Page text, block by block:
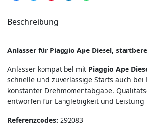
Beschreibung
Anlasser für Piaggio Ape Diesel,
Anlasser kompatibel mit Piaggio Ape
schnelle und zuverlässige Starts auch bei
konstanter Drehmomentabgabe.
entworfen für Langlebigkeit und Leistung
Referenzcodes: 292083